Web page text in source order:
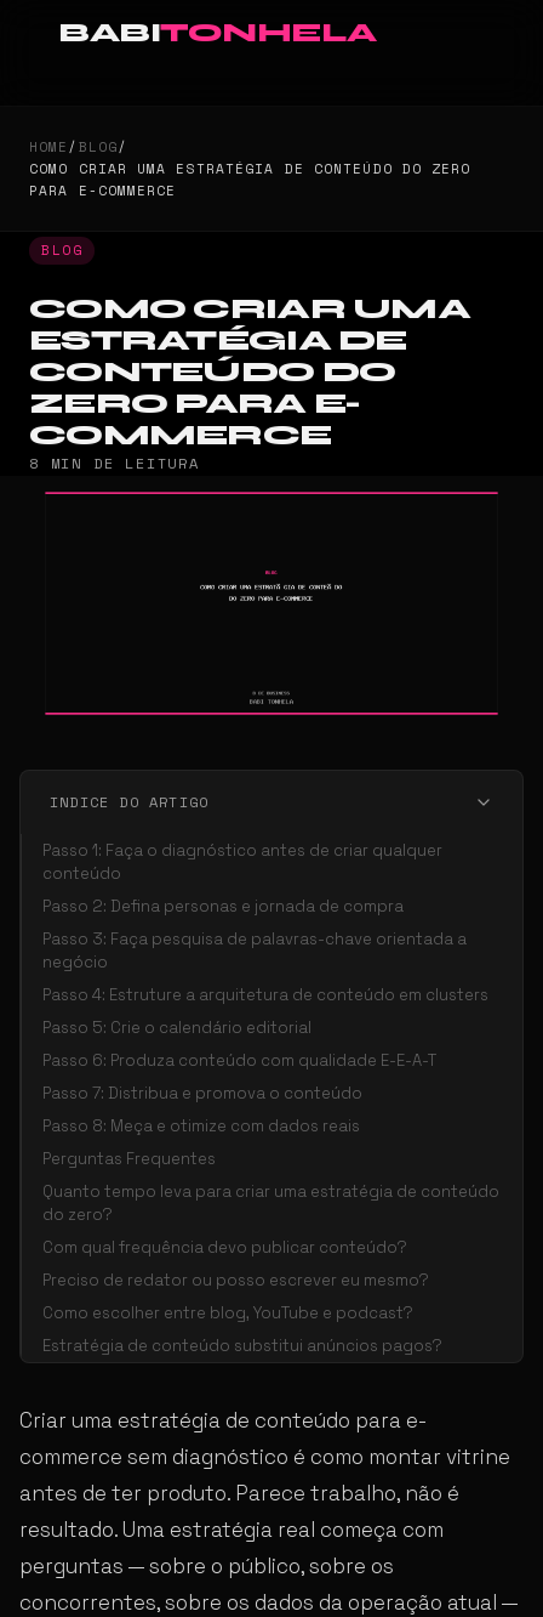
BABITONHELA
HOME/BLOG/
COMO CRIAR UMA ESTRATÉGIA DE CONTEÚDO DO ZERO
PARA E-COMMERCE
BLOG
COMO CRIAR UMA
ESTRATÉGIA DE
CONTEÚDO DO
ZERO PARA E-
COMMERCE
8 MIN DE LEITURA
INDICE DO ARTIGO
Passo 1: Faça o diagnóstico antes de criar qualquer
conteúdo
Passo 2: Defina personas e jornada de compra
Passo 3: Faça pesquisa de palavras-chave orientada a
negócio
Passo 4: Estruture a arquitetura de conteúdo em clusters
Passo 5: Crie o calendário editorial
Passo 6: Produza conteúdo com qualidade E-E-A-T
Passo 7: Distribua e promova o conteúdo
Passo 8: Meça e otimize com dados reais
Perguntas Frequentes
Quanto tempo leva para criar uma estratégia de conteúdo
do zero?
Com qual frequência devo publicar conteúdo?
Preciso de redator ou posso escrever eu mesmo?
Como escolher entre blog, YouTube e podcast?
Estratégia de conteúdo substitui anúncios pagos?
Criar uma estratégia de conteúdo para e-
commerce sem diagnóstico é como montar vitrine
antes de ter produto. Parece trabalho, não é
resultado. Uma estratégia real começa com
perguntas — sobre o público, sobre os
concorrentes, sobre os dados da operação atual —